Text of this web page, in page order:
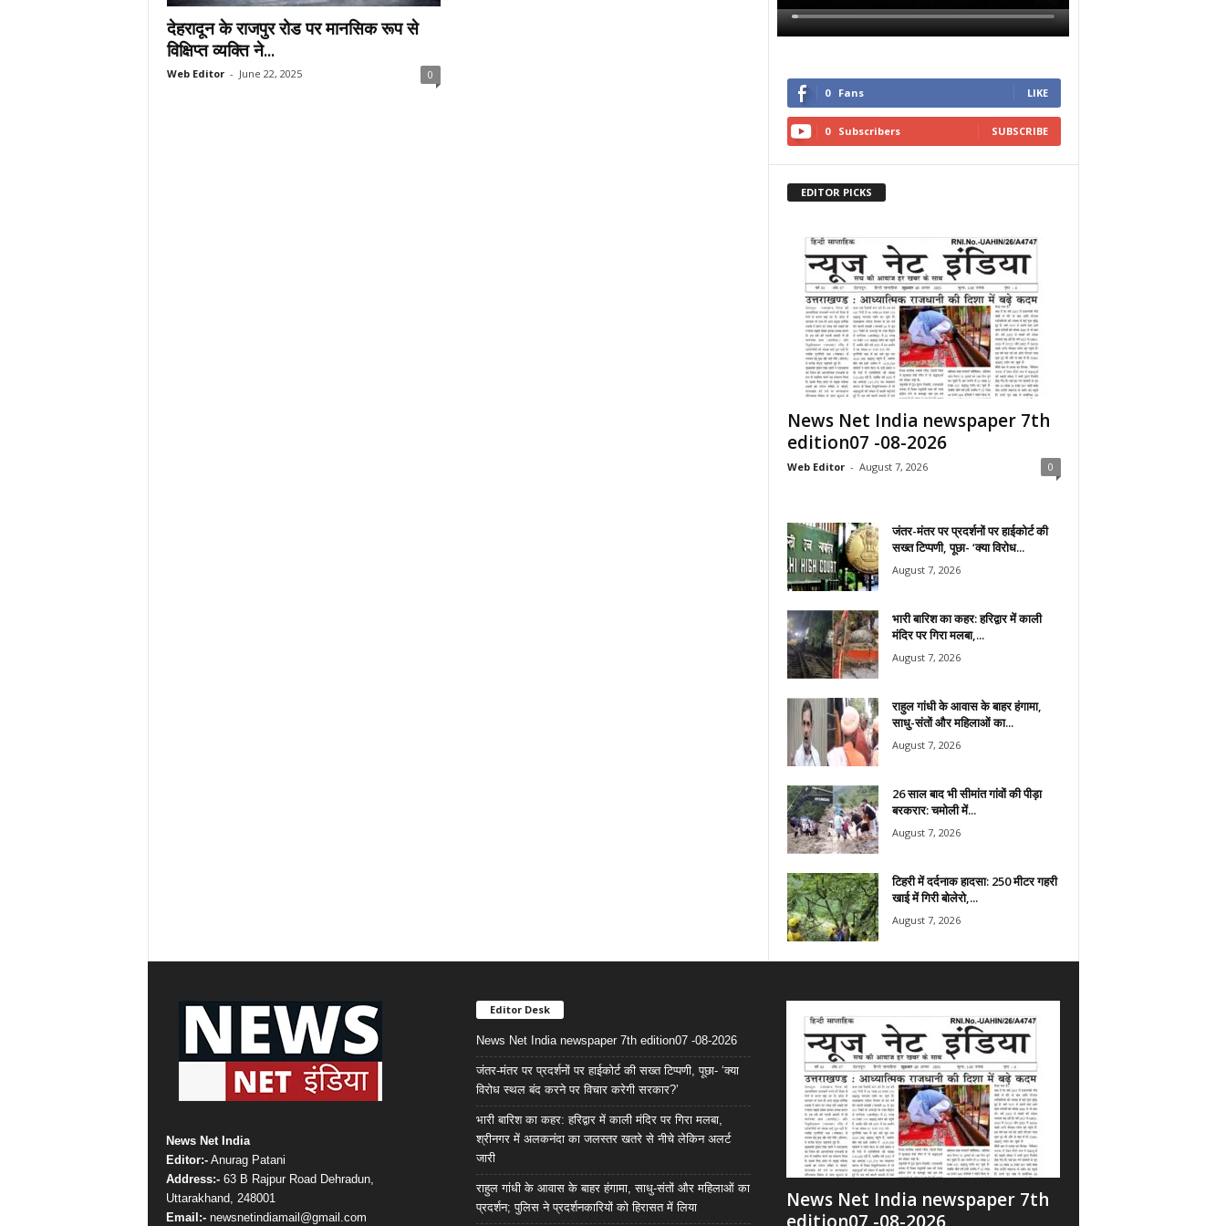
देहरादून के राजपुर रोड पर मानसिक रूप से
विक्षिप्त व्यक्ति ने...
Web Editor - June 22, 2025 0
0 Fans LIKE
0 Subscribers SUBSCRIBE
EDITOR PICKS
News Net India newspaper 7th
edition07 -08-2026
Web Editor - August 7, 2026 0
जंतर-मंतर पर प्रदर्शनों पर हाईकोर्ट की
सख्त टिप्पणी, पूछा- ‘क्या विरोध...
August 7, 2026
भारी बारिश का कहर: हरिद्वार में काली
मंदिर पर गिरा मलबा,...
August 7, 2026
राहुल गांधी के आवास के बाहर हंगामा,
साधु-संतों और महिलाओं का...
August 7, 2026
26 साल बाद भी सीमांत गांवों की पीड़ा
बरकरार: चमोली में...
August 7, 2026
टिहरी में दर्दनाक हादसा: 250 मीटर गहरी
खाई में गिरी बोलेरो,...
August 7, 2026
News Net India
Editor:-Anurag Patani
Address:-63 B Rajpur Road Dehradun,
Uttarakhand, 248001
Email:-newsnetindiamail@gmail.com
Editor Desk
News Net India newspaper 7th edition07 -08-2026
जंतर-मंतर पर प्रदर्शनों पर हाईकोर्ट की सख्त टिप्पणी, पूछा- ‘क्या
विरोध स्थल बंद करने पर विचार करेगी सरकार?’
भारी बारिश का कहर: हरिद्वार में काली मंदिर पर गिरा मलबा,
श्रीनगर में अलकनंदा का जलस्तर खतरे से नीचे लेकिन अलर्ट
जारी
राहुल गांधी के आवास के बाहर हंगामा, साधु-संतों और महिलाओं का
प्रदर्शन; पुलिस ने प्रदर्शनकारियों को हिरासत में लिया
News Net India newspaper 7th